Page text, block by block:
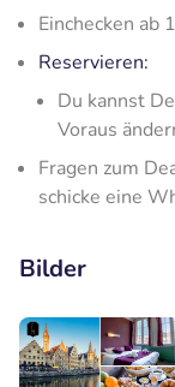
Einchecken ab
Reservieren:
Du kannst
Voraus
Fragen zum
schicke eine
Bilder